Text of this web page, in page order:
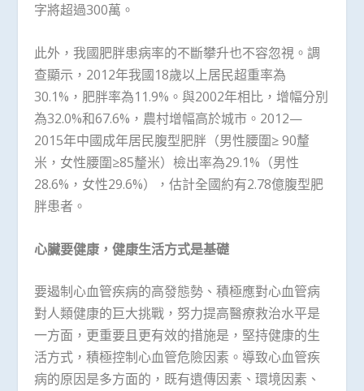
字將超過300萬。
此外，我國肥胖患病率的不斷攀升也不容忽視。調
查顯示，2012年我國18歲以上居民超重率為
30.1%，肥胖率為11.9%。與2002年相比，增幅分別
為32.0%和67.6%，農村增幅高於城市。2012—
2015年中國成年居民腹型肥胖（男性腰圍≥ 90釐
米，女性腰圍≥85釐米）檢出率為29.1%（男性
28.6%，女性29.6%），估計全國約有2.78億腹型肥
胖患者。
心臟要健康，健康生活方式是基礎
要遏制心血管疾病的高發態勢、積極應對心血管病
對人類健康的巨大挑戰，努力提高醫療救治水平是
一方面，更重要且更有效的措施是，堅持健康的生
活方式，積極控制心血管危險因素。導致心血管疾
病的原因是多方面的，既有遺傳因素、環境因素、